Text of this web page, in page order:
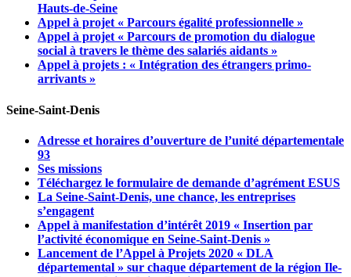
Hauts-de-Seine
Appel à projet « Parcours égalité professionnelle »
Appel à projet « Parcours de promotion du dialogue
social à travers le thème des salariés aidants »
Appel à projets : « Intégration des étrangers primo-
arrivants »
Seine-Saint-Denis
Adresse et horaires d’ouverture de l’unité départementale
93
Ses missions
Téléchargez le formulaire de demande d’agrément ESUS
La Seine-Saint-Denis, une chance, les entreprises
s’engagent
Appel à manifestation d’intérêt 2019 « Insertion par
l’activité économique en Seine-Saint-Denis »
Lancement de l’Appel à Projets 2020 « DLA
départemental » sur chaque département de la région Ile-